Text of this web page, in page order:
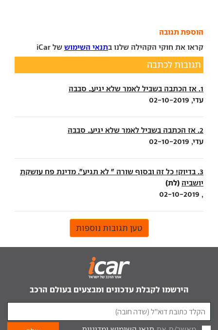
הוספת תגובה
קראו את חוקי הקהילה שלנו בתנאי השימוש של iCar
תגובות לכתבה
1. אז הכתבה בשביל לאמר שלא יגיע.. סבבה
עדי, 02-10-2019
2. אז הכתבה בשביל לאמר שלא יגיע.. סבבה
עדי, 02-10-2019
3. בדיוק! כל זה ובסוף שורה " לא תגיע". מדינת פח עושקת
יושביה (לת)
, 02-10-2019
טען תגובות נוספות
הירשמו לקבלת עדכונים ומבצעים בעולם הרכב